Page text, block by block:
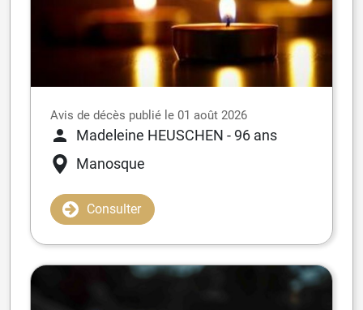
Avis de décès publié le 01 août 2026
Madeleine HEUSCHEN - 96 ans
Manosque
Consulter